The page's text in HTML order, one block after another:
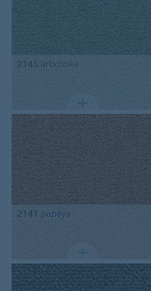
2145 artichoke
2141 papaya